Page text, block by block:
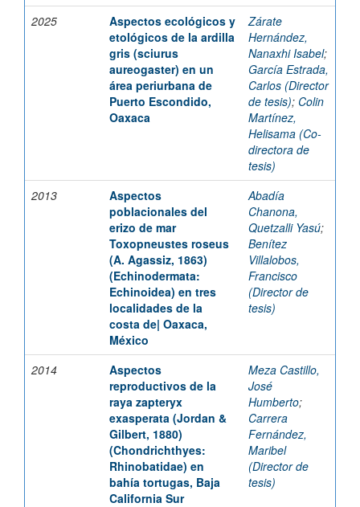
2025
Aspectos ecológicos y
etológicos de la ardilla
gris (sciurus
aureogaster) en un
área periurbana de
Puerto Escondido,
Oaxaca
Zárate
Hernández,
Nanaxhi Isabel;
García Estrada,
Carlos (Director
de tesis); Colin
Martínez,
Helisama (Co-
directora de
tesis)
2013
Aspectos
poblacionales del
erizo de mar
Toxopneustes roseus
(A. Agassiz, 1863)
(Echinodermata:
Echinoidea) en tres
localidades de la
costa de| Oaxaca,
México
Abadía
Chanona,
Quetzalli Yasú;
Benítez
Villalobos,
Francisco
(Director de
tesis)
2014
Aspectos
reproductivos de la
raya zapteryx
exasperata (Jordan &
Gilbert, 1880)
(Chondrichthyes:
Rhinobatidae) en
bahía tortugas, Baja
California Sur
Meza Castillo,
José
Humberto;
Carrera
Fernández,
Maribel
(Director de
tesis)